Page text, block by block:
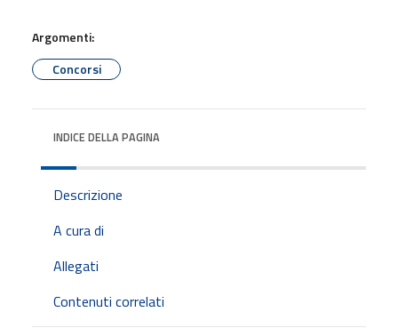
Argomenti:
Concorsi
INDICE DELLA PAGINA
Descrizione
A cura di
Allegati
Contenuti correlati